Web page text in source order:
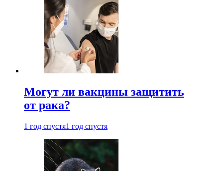
Могут ли вакцины защитить
от рака?
1 год спустя1 год спустя